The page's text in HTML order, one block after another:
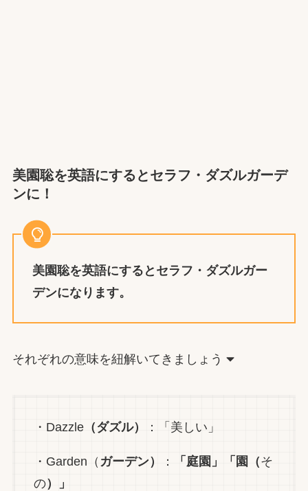
美園聡を英語にするとセラフ・ダズルガーデ
ンに ！
美園聡を英語にするとセラフ・ダズルガー
デンになります。
それぞれの意味を紐解いてきましょう
・Dazzle（ダズル） ：「美しい」
・Garden（ ガーデン） ： 「庭園」「園（そ
の）」